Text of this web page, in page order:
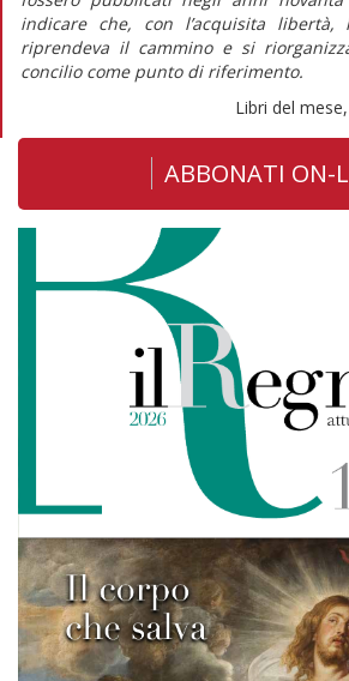
indicare che, con l’acquisita libertà,
riprendeva il cammino e si
concilio come punto di riferimento.
Libri del
ABBONATI ON-